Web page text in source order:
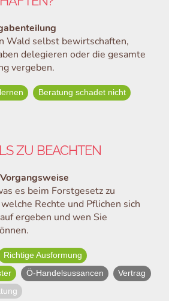
Wald selbst bewirtschaften,
delegieren oder die gesamte
vergeben.
Beratung schadet nicht
ZU BEACHTEN
es beim Forstgesetz zu
Rechte und Pflichen sich
ergeben und wen Sie
Richtige Ausformung
Ö-Handelsussancen
Vertrag